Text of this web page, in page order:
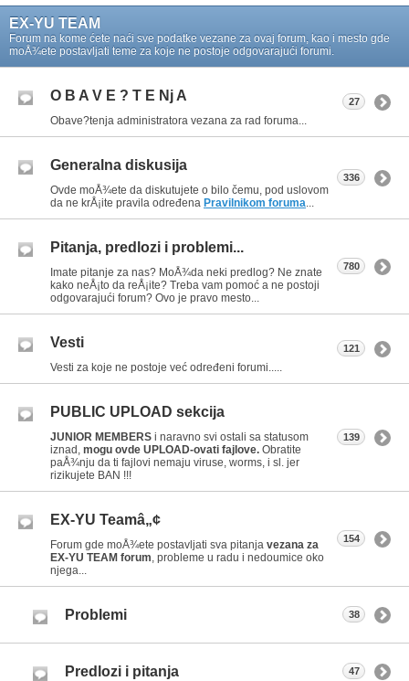
EX-YU TEAM
Forum na kome ćete naći sve podatke vezane za ovaj forum, kao i mesto gde
moÅ¾ete postavljati teme za koje ne postoje odgovarajući forumi.
O B A V E ? T E Nj A
Obave?tenja administratora vezana za rad foruma...
27
Generalna diskusija
Ovde moÅ¾ete da diskutujete o bilo čemu, pod uslovom
da ne krÅ¡ite pravila određena Pravilnikom foruma
336
Pitanja, predlozi i problemi...
Imate pitanje za nas? MoÅ¾da neki predlog? Ne znate
kako neÅ¡to da reÅ¡ite? Treba vam pomoć a ne postoji
odgovarajući forum? Ovo je pravo mesto...
780
Vesti
Vesti za koje ne postoje već određeni forumi.....
121
PUBLIC UPLOAD sekcija
JUNIOR MEMBERS i naravno svi ostali sa statusom
iznad, mogu ovde UPLOAD-ovati fajlove. Obratite
paÅ¾nju da ti fajlovi nemaju viruse, worms, i sl. jer
rizikujete BAN !!!
139
EX-YU Teamâ„¢
Forum gde moÅ¾ete postavljati sva pitanja vezana za
EX-YU TEAM forum , probleme u radu i nedoumice oko
njega...
154
Problemi 38
Predlozi i pitanja 47